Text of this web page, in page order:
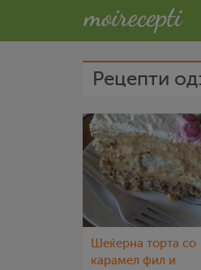
Рецепти од:
Шеќерна торта со
карамел фил и